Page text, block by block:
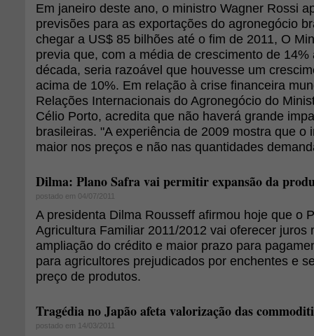
Em janeiro deste ano, o ministro Wagner Rossi
previsões para as exportações do agronegócio
chegar a US$ 85 bilhões até o fim de 2011, O
previa que, com a média de crescimento de 14%
década, seria razoável que houvesse um
acima de 10%. Em relação à crise financeira
Relações Internacionais do Agronegócio do
Célio Porto, acredita que não haverá grande
brasileiras. "A experiência de 2009 mostra que o
maior nos preços e não nas quantidades
Dilma: Plano Safra vai permitir expansão da
postado em 04/07/2011
A presidenta Dilma Rousseff afirmou hoje que o
Agricultura Familiar 2011/2012 vai oferecer juros
ampliação do crédito e maior prazo para
para agricultores prejudicados por enchentes e
preço de produtos.
Tragédia no Japão afeta valorização das
postado em 14/03/2011